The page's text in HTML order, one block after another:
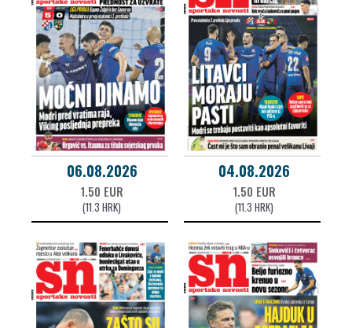
06.08.2026
1.50 EUR
(11.3 HRK)
04.08.2026
1.50 EUR
(11.3 HRK)